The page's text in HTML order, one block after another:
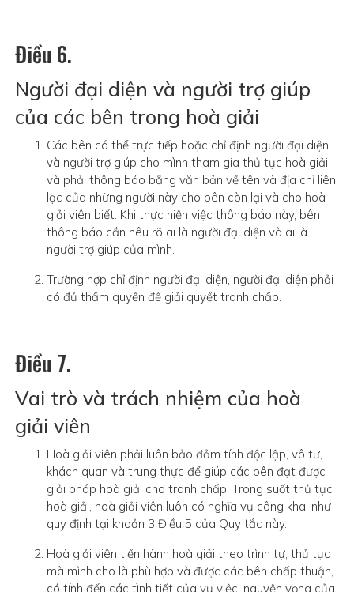
Điều 6.
Người đại diện và người trợ giúp
của các bên trong hoà giải
Các bên có thể trực tiếp hoặc chỉ định người đại diện
và người trợ giúp cho mình tham gia thủ tục hoà giải
và phải thông báo bằng văn bản về tên và địa chỉ liên
lạc của những người này cho bên còn lại và cho hoà
giải viên biết. Khi thực hiện việc thông báo này, bên
thông báo cần nêu rõ ai là người đại diện và ai là
người trợ giúp của mình.
Trường hợp chỉ định người đại diện, người đại diện phải
có đủ thẩm quyền để giải quyết tranh chấp.
Điều 7.
Vai trò và trách nhiệm của hoà
giải viên
Hoà giải viên phải luôn bảo đảm tính độc lập, vô tư,
khách quan và trung thực để giúp các bên đạt được
giải pháp hoà giải cho tranh chấp. Trong suốt thủ tục
hoà giải, hoà giải viên luôn có nghĩa vụ công khai như
quy định tại khoản 3 Điều 5 của Quy tắc này.
Hoà giải viên tiến hành hoà giải theo trình tự, thủ tục
mà mình cho là phù hợp và được các bên chấp thuận,
có tính đến các tình tiết của vụ việc, nguyện vọng của